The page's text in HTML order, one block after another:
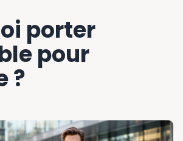
porter
pour
?